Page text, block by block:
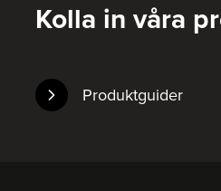
Kolla in våra
Produktguider